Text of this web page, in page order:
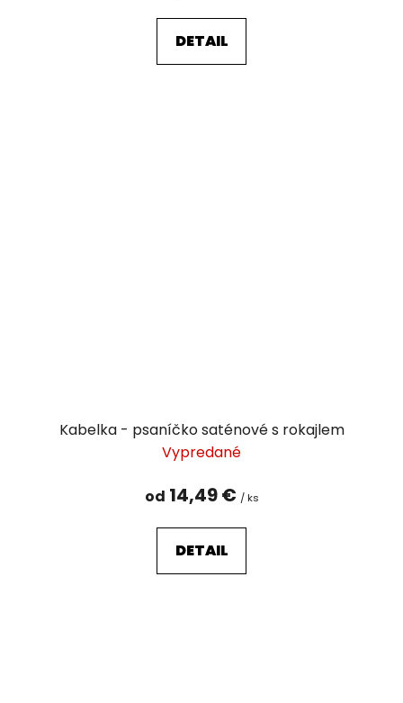
DETAIL
Kabelka - psaníčko saténové s rokajlem
Vypredané
od 14,49 € / ks
DETAIL